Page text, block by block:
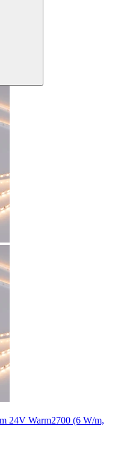
24V Warm2700 (6 W/m,